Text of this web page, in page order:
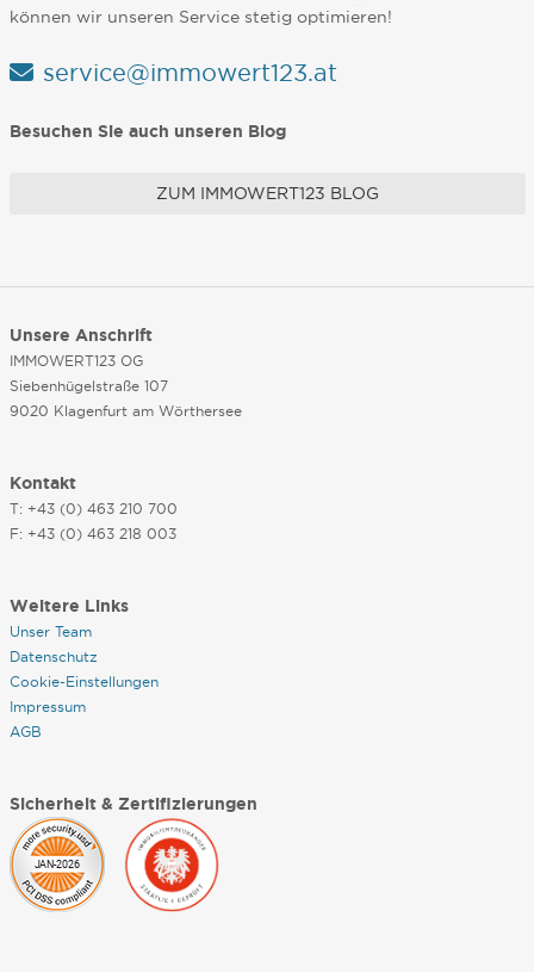
können wir unseren Service stetig optimieren!
service@immowert123.at
Besuchen Sie auch unseren Blog
ZUM IMMOWERT123 BLOG
Unsere Anschrift
IMMOWERT123 OG
Siebenhügelstraße 107
9020 Klagenfurt am Wörthersee
Kontakt
T: +43 (0) 463 210 700
F: +43 (0) 463 218 003
Weitere Links
Unser Team
Datenschutz
Cookie-Einstellungen
Impressum
AGB
Sicherheit & Zertifizierungen